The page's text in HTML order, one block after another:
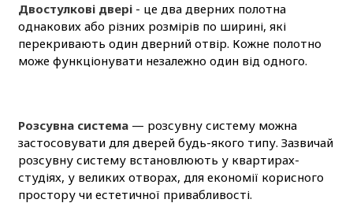
Двостулкові двері- це два дверних полотна
однакових або різних розмірів по ширині, які
перекривають один дверний отвір. Кожне полотно
може функціонувати незалежно один від одного.
Розсувна система— розсувну систему можна
застосовувати для дверей будь-якого типу. Зазвичай
розсувну систему встановлюють у квартирах-
студіях, у великих отворах, для економії корисного
простору чи естетичної привабливості.